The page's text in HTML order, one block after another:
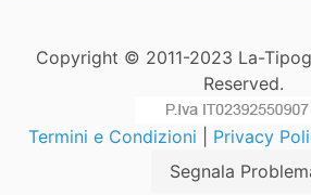
Copyright © 2011-2023 La-
Reserved.
Termini e Condizioni Privacy
Segnala